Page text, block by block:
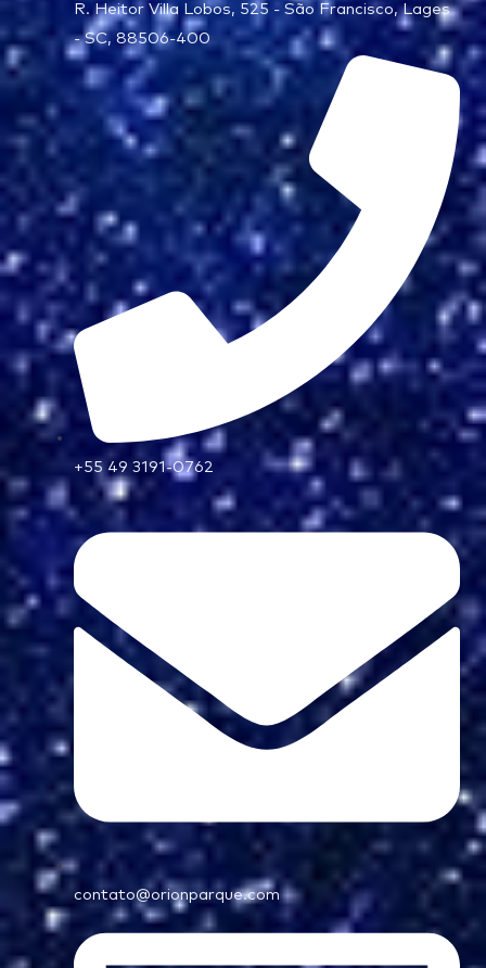
R. Heitor Villa Lobos, 525 - São Francisco, Lages
- SC, 88506-400
+55 49 3191-0762
contato@orionparque.com